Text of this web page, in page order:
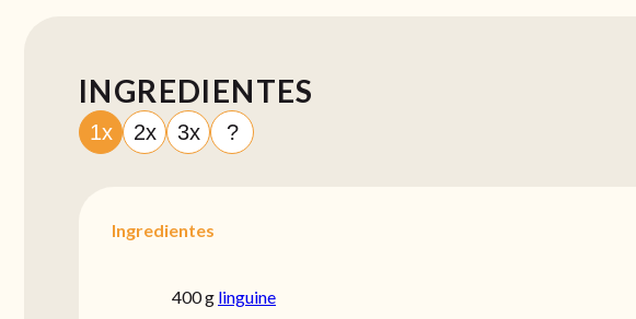
INGREDIENTES
1x 2x 3x ?
Ingredientes
400 g linguine